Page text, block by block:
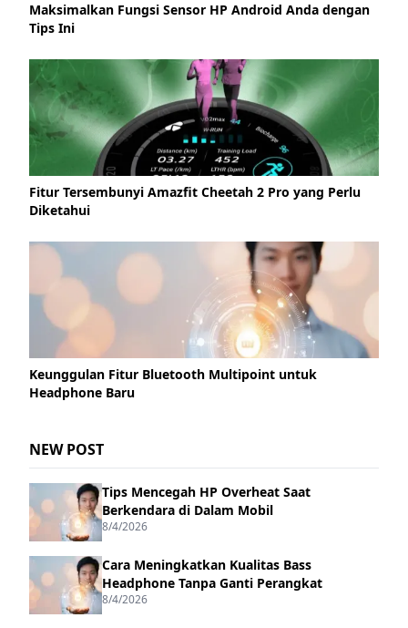
Maksimalkan Fungsi Sensor HP Android Anda dengan
Tips Ini
Fitur Tersembunyi Amazfit Cheetah 2 Pro yang Perlu
Diketahui
Keunggulan Fitur Bluetooth Multipoint untuk
Headphone Baru
NEW POST
Tips Mencegah HP Overheat Saat
Berkendara di Dalam Mobil
8/4/2026
Cara Meningkatkan Kualitas Bass
Headphone Tanpa Ganti Perangkat
8/4/2026